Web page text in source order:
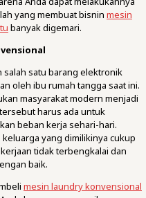
yang membuat bisnin mesin
banyak digemari.
salah satu barang elektronik
oleh ibu rumah tangga saat ini.
masyarakat modern menjadi
harus ada untuk
beban kerja sehari-hari.
yang dimilikinya cukup
tidak terbengkalai dan
baik.
mesin laundry konvensional